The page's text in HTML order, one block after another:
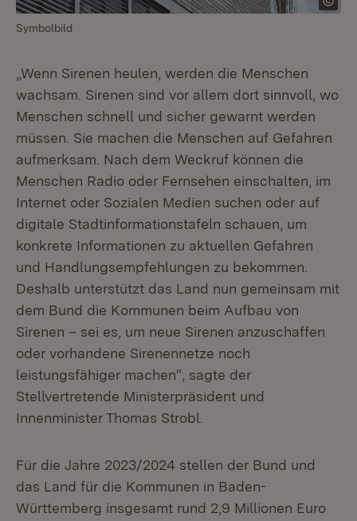
Symbolbild
„Wenn Sirenen heulen, werden die Menschen
wachsam. Sirenen sind vor allem dort sinnvoll, wo
Menschen schnell und sicher gewarnt werden
müssen. Sie machen die Menschen auf Gefahren
aufmerksam. Nach dem Weckruf können die
Menschen Radio oder Fernsehen einschalten, im
Internet oder Sozialen Medien suchen oder auf
digitale Stadtinformationstafeln schauen, um
konkrete Informationen zu aktuellen Gefahren
und Handlungsempfehlungen zu bekommen.
Deshalb unterstützt das Land nun gemeinsam mit
dem Bund die Kommunen beim Aufbau von
Sirenen – sei es, um neue Sirenen anzuschaffen
oder vorhandene Sirenennetze noch
leistungsfähiger machen“, sagte der
Stellvertretende Ministerpräsident und
Innenminister Thomas Strobl.
Für die Jahre 2023/2024 stellen der Bund und
das Land für die Kommunen in Baden-
Württemberg insgesamt rund 2,9 Millionen Euro